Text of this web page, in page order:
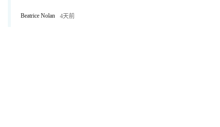
Beatrice Nolan 4天前